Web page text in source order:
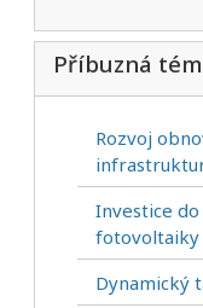
Příbuzná
Rozvoj
Investice
fotovoltaiky
Dynamický